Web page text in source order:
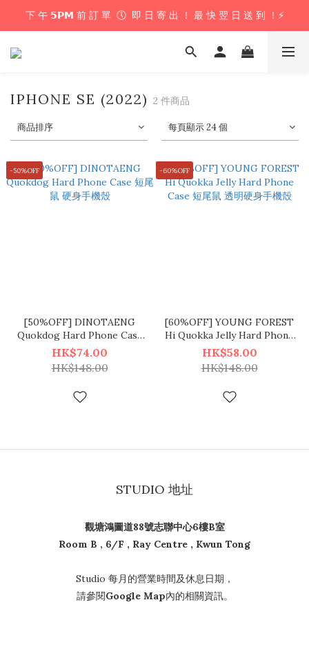
下 午 𝟱𝗣𝗠 前 訂 單  🕔  即 日 寄 出 ！ 最 快 翌 日 送 到 ！⚡️
下 午 𝟱𝗣𝗠 前 訂 單  🕔  即 日 寄 出 ！ 最 快 翌 日 送 到 ！⚡️
📦 購 物 滿 $𝟲𝟬𝟬 即 享 免 運 優 惠 ！ (公仔花束商品除外) 📦
下 午 𝟱𝗣𝗠 前 訂 單  🕔  即 日 寄 出 ！ 最 快 翌 日 送 到 ！⚡️
IPHONE SE (2022) 2 件商品
商品排序 每頁顯示 24 個
-50%OFF
[50%OFF] DINOTAENG
Quokdog Hard Phone Case
短尾鼠 硬身手機殼
HK$74.00
HK$148.00
-60%OFF
[60%OFF] YOUNG FOREST
Hi Quokka Jelly Hard Phone
Case 短尾鼠 透明硬身手機殼
HK$58.00
HK$148.00
STUDIO 地址
觀塘鴻圖道88號志聯中心6樓B室
Room B , 6/F , Ray Centre , Kwun Tong
Studio 每月的營業時間及休息日期，
請參閱Google Map內的相關資訊。